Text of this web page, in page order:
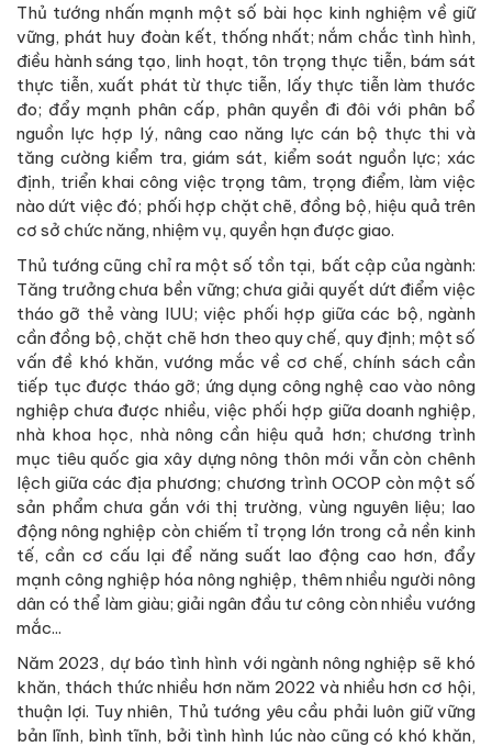
Thủ tướng nhấn mạnh một số bài học kinh nghiệm về giữ
vững, phát huy đoàn kết, thống nhất; nắm chắc tình hình,
điều hành sáng tạo, linh hoạt, tôn trọng thực tiễn, bám sát
thực tiễn, xuất phát từ thực tiễn, lấy thực tiễn làm thước
đo; đẩy mạnh phân cấp, phân quyền đi đôi với phân bổ
nguồn lực hợp lý, nâng cao năng lực cán bộ thực thi và
tăng cường kiểm tra, giám sát, kiểm soát nguồn lực; xác
định, triển khai công việc trọng tâm, trọng điểm, làm việc
nào dứt việc đó; phối hợp chặt chẽ, đồng bộ, hiệu quả trên
cơ sở chức năng, nhiệm vụ, quyền hạn được giao.
Thủ tướng cũng chỉ ra một số tồn tại, bất cập của ngành:
Tăng trưởng chưa bền vững; chưa giải quyết dứt điểm việc
tháo gỡ thẻ vàng IUU; việc phối hợp giữa các bộ, ngành
cần đồng bộ, chặt chẽ hơn theo quy chế, quy định; một số
vấn đề khó khăn, vướng mắc về cơ chế, chính sách cần
tiếp tục được tháo gỡ; ứng dụng công nghệ cao vào nông
nghiệp chưa được nhiều, việc phối hợp giữa doanh nghiệp,
nhà khoa học, nhà nông cần hiệu quả hơn; chương trình
mục tiêu quốc gia xây dựng nông thôn mới vẫn còn chênh
lệch giữa các địa phương; chương trình OCOP còn một số
sản phẩm chưa gắn với thị trường, vùng nguyên liệu; lao
động nông nghiệp còn chiếm tỉ trọng lớn trong cả nền kinh
tế, cần cơ cấu lại để năng suất lao động cao hơn, đẩy
mạnh công nghiệp hóa nông nghiệp, thêm nhiều người nông
dân có thể làm giàu; giải ngân đầu tư công còn nhiều vướng
mắc...
Năm 2023, dự báo tình hình với ngành nông nghiệp sẽ khó
khăn, thách thức nhiều hơn năm 2022 và nhiều hơn cơ hội,
thuận lợi. Tuy nhiên, Thủ tướng yêu cầu phải luôn giữ vững
bản lĩnh, bình tĩnh, bởi tình hình lúc nào cũng có khó khăn,